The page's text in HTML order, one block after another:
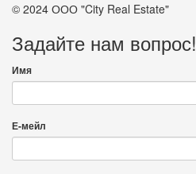
© 2024 ООО "City Real Estate"
Задайте нам вопрос!
Имя
Е-мейл